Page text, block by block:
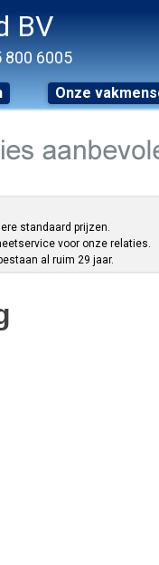
BV
800 6005
Onze
standaard prijzen.
voor onze relaties.
al ruim 29 jaar.